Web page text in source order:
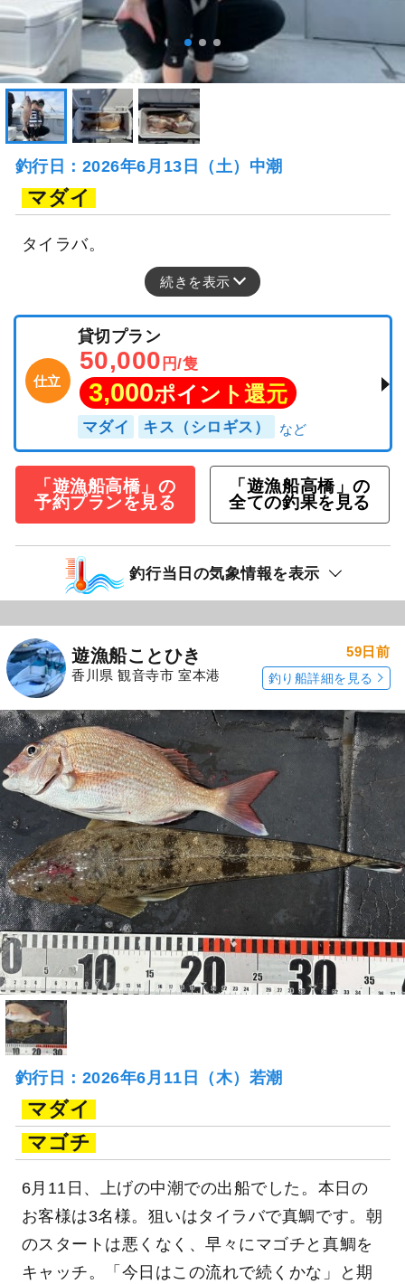
釣行日：2026年6月13日（土）中潮
マダイ
タイラバ。
続きを表示
仕立
貸切プラン
50,000 円/隻
3,000ポイント還元
マダイ キス（シロギス）
「遊漁船高橋」の
予約プランを見る
「遊漁船高橋」の
全ての釣果を見る
釣行当日の気象情報を表示
遊漁船ことひき
香川県 観音寺市 室本港
59日前
釣り船詳細を見る
釣行日：2026年6月11日（木）若潮
マダイ
マゴチ
6月11日、上げの中潮での出船でした。本日の
お客様は3名様。狙いはタイラバで真鯛です。朝
のスタートは悪くなく、早々にマゴチと真鯛を
キャッチ。「今日はこの流れで続くかな」と期